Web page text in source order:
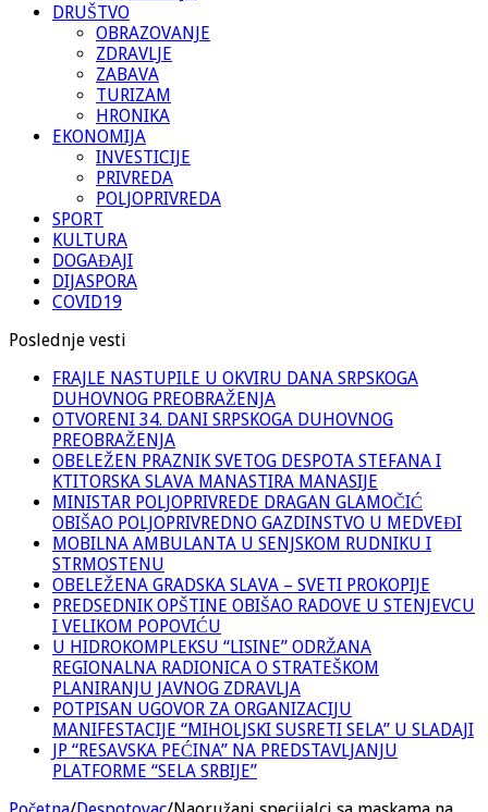
DRUŠTVO
OBRAZOVANJE
ZDRAVLJE
ZABAVA
TURIZAM
HRONIKA
EKONOMIJA
INVESTICIJE
PRIVREDA
POLJOPRIVREDA
SPORT
KULTURA
DOGAĐAJI
DIJASPORA
COVID19
Poslednje vesti
FRAJLE NASTUPILE U OKVIRU DANA SRPSKOGA
DUHOVNOG PREOBRAŽENJA
OTVORENI 34. DANI SRPSKOGA DUHOVNOG
PREOBRAŽENJA
OBELEŽEN PRAZNIK SVETOG DESPOTA STEFANA I
KTITORSKA SLAVA MANASTIRA MANASIJE
MINISTAR POLJOPRIVREDE DRAGAN GLAMOČIĆ
OBIŠAO POLJOPRIVREDNO GAZDINSTVO U MEDVEĐI
MOBILNA AMBULANTA U SENJSKOM RUDNIKU I
STRMOSTENU
OBELEŽENA GRADSKA SLAVA – SVETI PROKOPIJE
PREDSEDNIK OPŠTINE OBIŠAO RADOVE U STENJEVCU
I VELIKOM POPOVIĆU
U HIDROKOMPLEKSU “LISINE” ODRŽANA
REGIONALNA RADIONICA O STRATEŠKOM
PLANIRANJU JAVNOG ZDRAVLJA
POTPISAN UGOVOR ZA ORGANIZACIJU
MANIFESTACIJE “MIHOLJSKI SUSRETI SELA” U SLADAJI
JP “RESAVSKA PEĆINA” NA PREDSTAVLJANJU
PLATFORME “SELA SRBIJE”